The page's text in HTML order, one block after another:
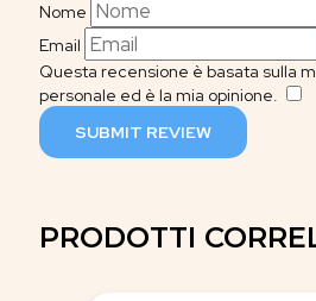
Nome
Email
Questa recensione è basata sulla
personale ed è la mia opinione.
SUBMIT REVIEW
PRODOTTI